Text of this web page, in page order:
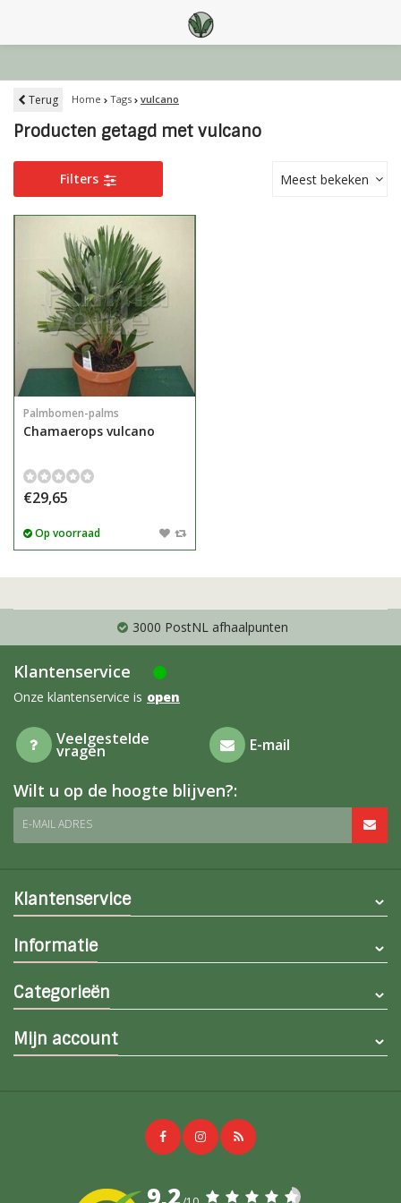
Terug Home Tags vulcano
Producten getagd met vulcano
Filters Meest bekeken
Palmbomen-palms
Chamaerops vulcano
€29,65
Op voorraad
3000 PostNL afhaalpunten
Klantenservice
Onze klantenservice is open
Veelgestelde
vragen E-mail
Wilt u op de hoogte blijven?:
E-MAIL ADRES
Klantenservice
Informatie
Categorieën
Mijn account